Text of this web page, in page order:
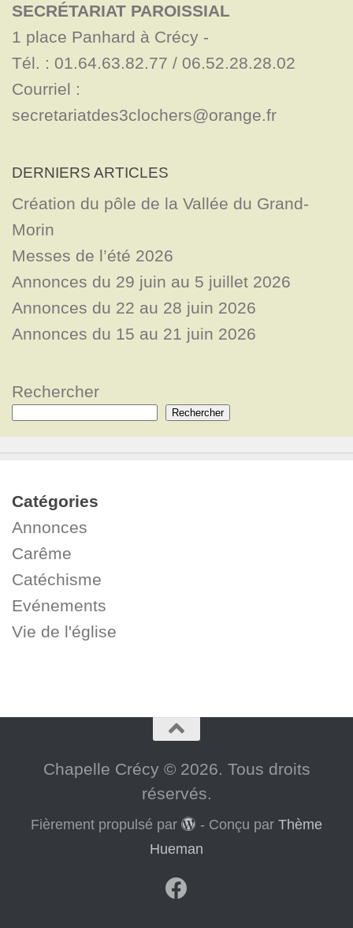
SECRÉTARIAT PAROISSIAL
1 place Panhard à Crécy -
Tél. : 01.64.63.82.77 / 06.52.28.28.02
Courriel :
secretariatdes3clochers@orange.fr
DERNIERS ARTICLES
Création du pôle de la Vallée du Grand-
Morin
Messes de l’été 2026
Annonces du 29 juin au 5 juillet 2026
Annonces du 22 au 28 juin 2026
Annonces du 15 au 21 juin 2026
Rechercher
Rechercher
Catégories
Annonces
Carême
Catéchisme
Evénements
Vie de l'église
Chapelle Crécy © 2026. Tous droits
réservés.
Fièrement propulsé par - Conçu par Thème
Hueman